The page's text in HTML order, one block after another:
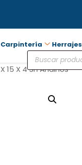
Carpintería Herrajes
15 X 4 Sh Andinos